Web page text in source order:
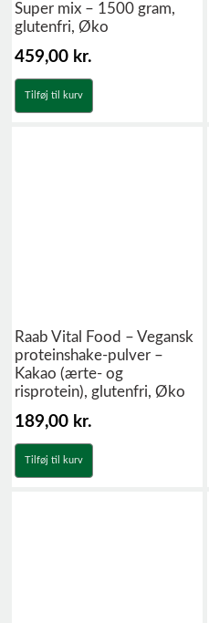
Super mix – 1500 gram,
glutenfri, Øko
459,00 kr.
Tilføj til kurv
Raab Vital Food – Vegansk
proteinshake-pulver –
Kakao (ærte- og
risprotein), glutenfri, Øko
189,00 kr.
Tilføj til kurv